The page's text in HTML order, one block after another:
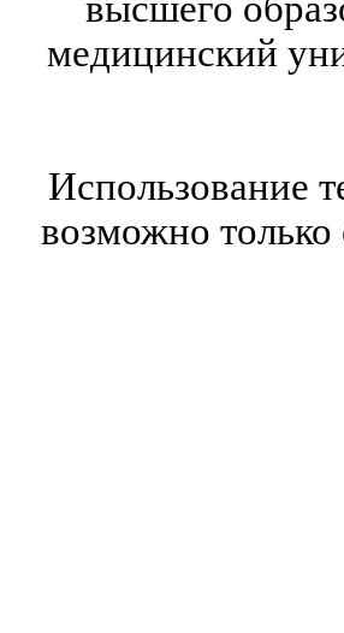
высшего
медицинский
Использование
возможно